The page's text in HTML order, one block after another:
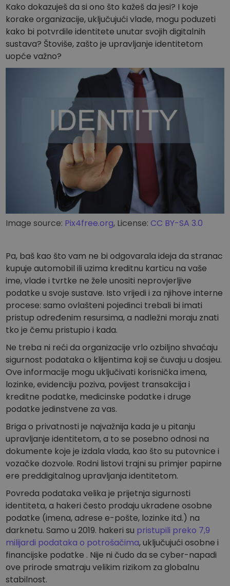
Kako dokazuješ da si ono što kažeš da jesi? I koje
korake organizacije, uključujući vlade, mogu poduzeti
kako bi potvrdile identitete unutar svojih digitalnih
sustava? Štoviše, zašto je upravljanje identitetom
uopće važno?
Image source: Pix4free.org, License:CC BY-SA 3.0
Pa, baš kao što vam ne bi odgovarala ideja da stranac
kupuje automobil ili uzima kreditnu karticu na vaše
ime, vlade i tvrtke ne žele unositi neprovjerljive
podatke u svoje sustave. Isto vrijedi i za njihove interne
procese: samo ovlašteni pojedinci trebali bi imati
pristup određenim resursima, a nadležni moraju znati
tko je čemu pristupio i kada.
Ne treba ni reći da organizacije vrlo ozbiljno shvaćaju
sigurnost podataka o klijentima koji se čuvaju u dosjeu.
Ove informacije mogu uključivati korisnička imena,
lozinke, evidenciju poziva, povijest transakcija i
kreditne podatke, medicinske podatke i druge
podatke jedinstvene za vas.
Briga o privatnosti je najvažnija kada je u pitanju
upravljanje identitetom, a to se posebno odnosi na
dokumente koje je izdala vlada, kao što su putovnice i
vozačke dozvole. Rodni listovi trajni su primjer papirne
ere preddigitalnog upravljanja identitetom.
Povreda podataka velika je prijetnja sigurnosti
identiteta, a hakeri često prodaju ukradene osobne
podatke (imena, adrese e-pošte, lozinke itd.) na
darknetu. Samo u 2019. hakeri su pristupili preko 7,9
milijardi podataka o potrošačima, uključujući osobne i
financijske podatke . Nije ni čudo da se cyber-napadi
ove prirode smatraju velikim rizikom za globalnu
stabilnost.